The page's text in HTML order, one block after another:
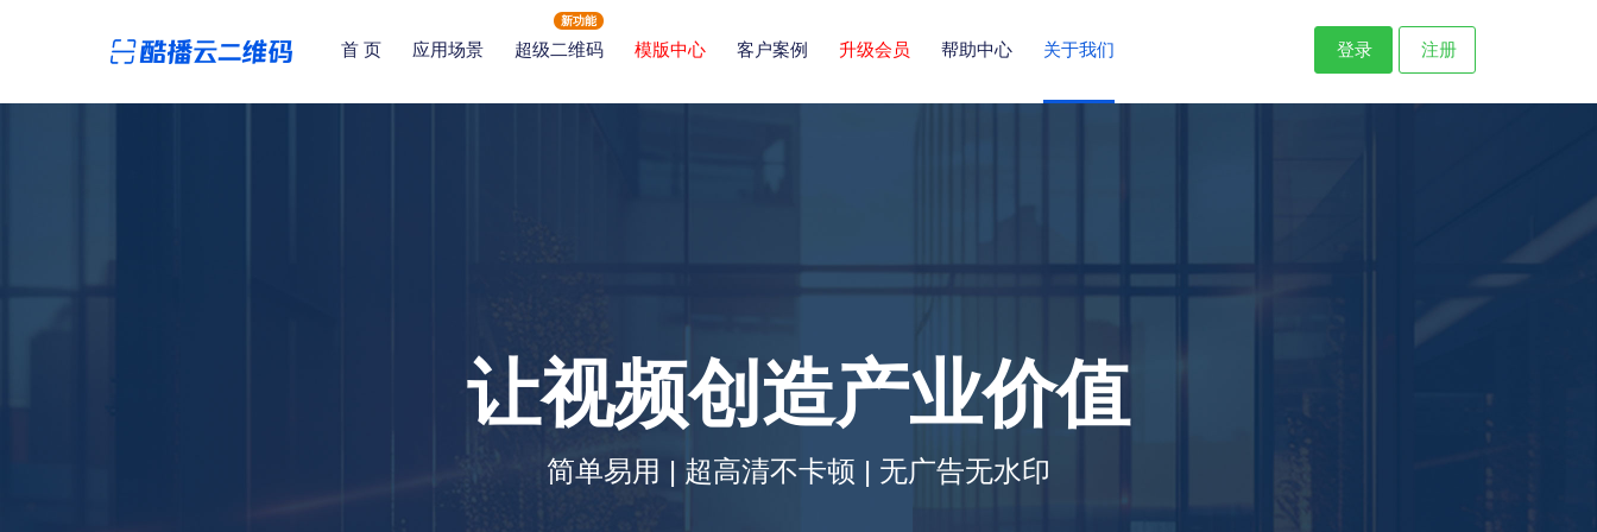
首 页 应用场景
新功能
超级二维码 模版中心 客户案例 升级会员 帮助中心 关于我们 登录 注册
让视频创造产业价值
简单易用 | 超高清不卡顿 | 无广告无水印